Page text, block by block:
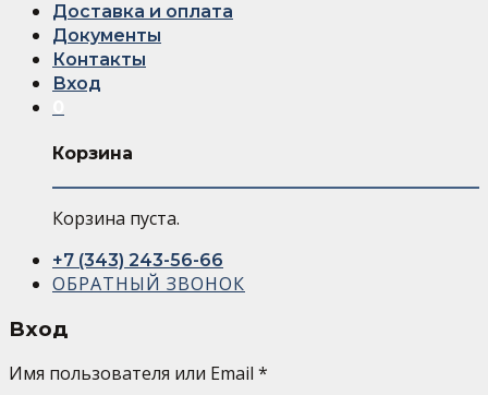
Доставка и оплата
Документы
Контакты
Вход
Корзина
Корзина пуста.
+7 (343) 243-56-66
ОБРАТНЫЙ ЗВОНОК
Вход
Имя пользователя или Email *